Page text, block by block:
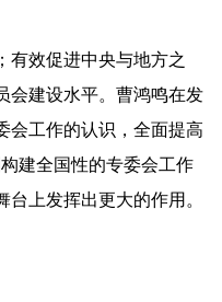
有效促进中央与地方之
会建设水平。曹鸿鸣在发
会工作的认识，全面提高
建全国性的专委会工作
上发挥出更大的作用。